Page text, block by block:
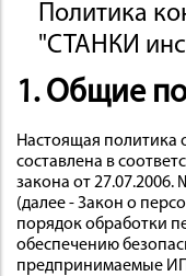
Политика
"СТАНКИ
1. Общие
Настоящая политика
составлена в
закона от
(далее - Закон о
порядок обработки
обеспечению
предпринимаемые ИП